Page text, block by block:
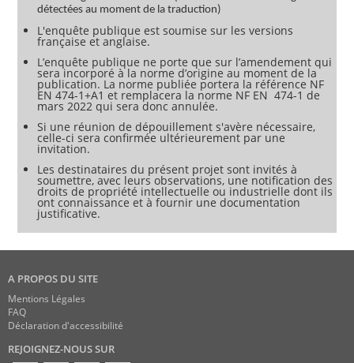
détectées au moment de la traduction)
L'enquête publique est soumise sur les versions
française et anglaise.
L’enquête publique ne porte que sur l’amendement qui
sera incorporé à la norme d’origine au moment de la
publication. La norme publiée portera la référence NF
EN 474-1+A1 et remplacera la norme NF EN 474-1 de
mars 2022 qui sera donc annulée.
Si une réunion de dépouillement s'avère nécessaire,
celle-ci sera confirmée ultérieurement par une
invitation.
Les destinataires du présent projet sont invités à
soumettre, avec leurs observations, une notification des
droits de propriété intellectuelle ou industrielle dont ils
ont connaissance et à fournir une documentation
justificative.
A PROPOS DU SITE
Mentions Légales
FAQ
Déclaration d'accessibilité
REJOIGNEZ-NOUS SUR